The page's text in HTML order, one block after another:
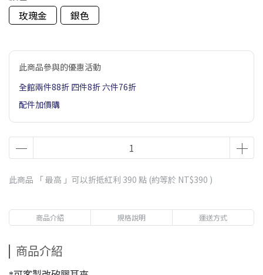
玫瑰金
銀色
此商品參與的優惠活動
全館兩件88折 四件8折 六件76折
配件加價購
此商品 「 最高 」可以折抵紅利 390 點 (約等於 NT$390 )
商品介紹 規格說明 運送方式
商品介紹